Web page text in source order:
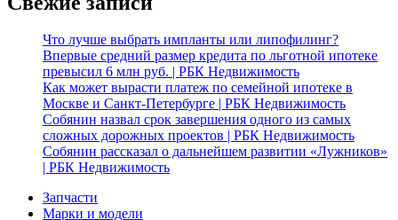
Что лучше выбрать импланты или липофилинг?
Впервые средний размер кредита по льготной ипотеке
превысил 6 млн руб. | РБК Недвижимость
Как может вырасти платеж по семейной ипотеке в
Москве и Санкт-Петербурге | РБК Недвижимость
Собянин назвал срок завершения одного из самых
сложных дорожных проектов | РБК Недвижимость
Собянин рассказал о дальнейшем развитии «Лужников»
| РБК Недвижимость
Запчасти
Марки и модели